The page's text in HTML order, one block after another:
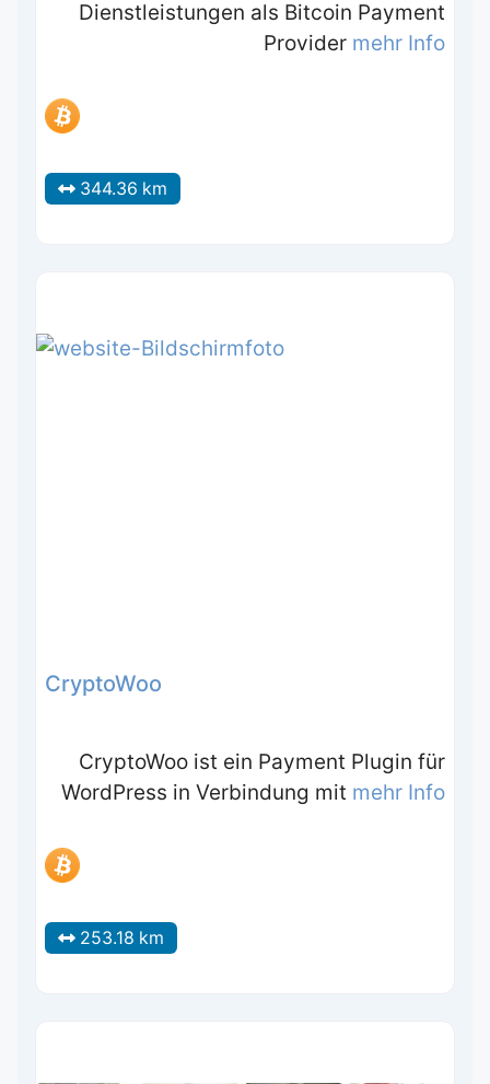
Dienstleistungen als Bitcoin Payment
Provider mehr Info
344.36 km
CryptoWoo
CryptoWoo ist ein Payment Plugin für
WordPress in Verbindung mit mehr Info
253.18 km